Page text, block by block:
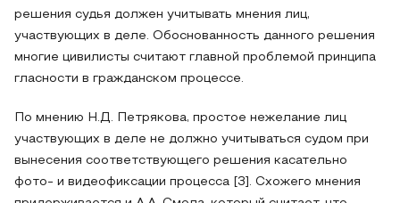
решения судья должен учитывать мнения лиц,
участвующих в деле. Обоснованность данного решения
многие цивилисты считают главной проблемой принципа
гласности в гражданском процессе.
По мнению Н.Д. Петрякова, простое нежелание лиц
участвующих в деле не должно учитываться судом при
вынесения соответствующего решения касательно
фото- и видеофиксации процесса [3]. Схожего мнения